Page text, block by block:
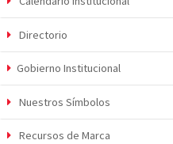
Directorio
Gobierno Institucional
Nuestros Símbolos
Recursos de Marca